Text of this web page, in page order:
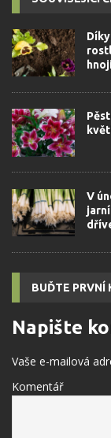
V
BUĎTE PRVNÍ
Napište
Vaše e-mailová
Komentář